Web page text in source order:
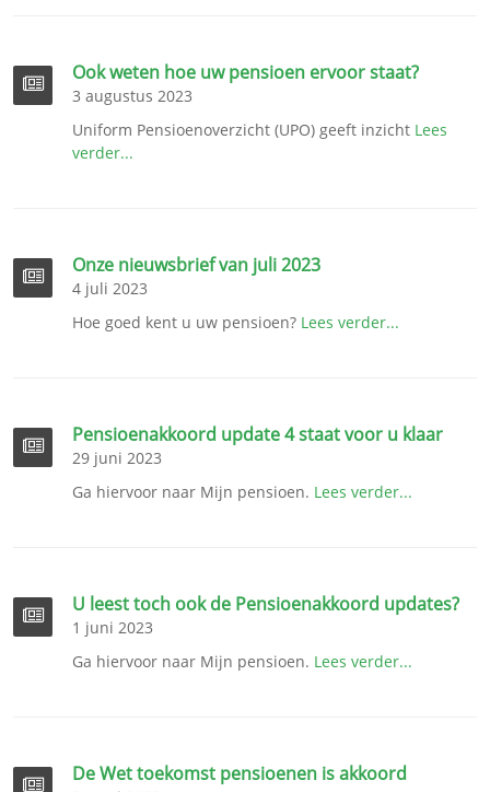
Ook weten hoe uw pensioen ervoor staat?
3 augustus 2023
Uniform Pensioenoverzicht (UPO) geeft inzicht Lees
verder...
Onze nieuwsbrief van juli 2023
4 juli 2023
Hoe goed kent u uw pensioen? Lees verder...
Pensioenakkoord update 4 staat voor u klaar
29 juni 2023
Ga hiervoor naar Mijn pensioen. Lees verder...
U leest toch ook de Pensioenakkoord updates?
1 juni 2023
Ga hiervoor naar Mijn pensioen. Lees verder...
De Wet toekomst pensioenen is akkoord